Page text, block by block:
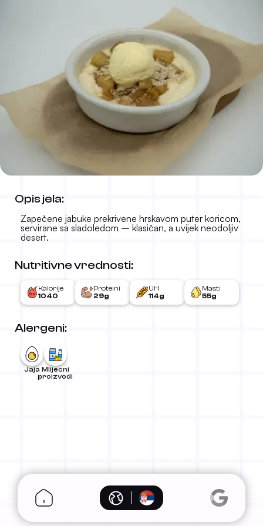
Krambl sa jabukama
Opis jela:
Zapečene jabuke prekrivene hrskavom puter koricom,
servirane sa sladoledom – klasičan, a uvijek neodoljiv
desert.
Nutritivne vrednosti:
Kalorije
1040
Proteini
29g
UH
114g
Masti
55g
Alergeni:
Jaja Mlijecni
proizvodi